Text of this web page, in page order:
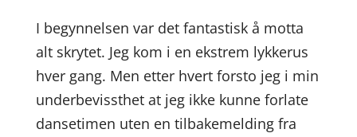
I begynnelsen var det fantastisk å motta
alt skrytet. Jeg kom i en ekstrem lykkerus
hver gang. Men etter hvert forsto jeg i min
underbevissthet at jeg ikke kunne forlate
dansetimen uten en tilbakemelding fra